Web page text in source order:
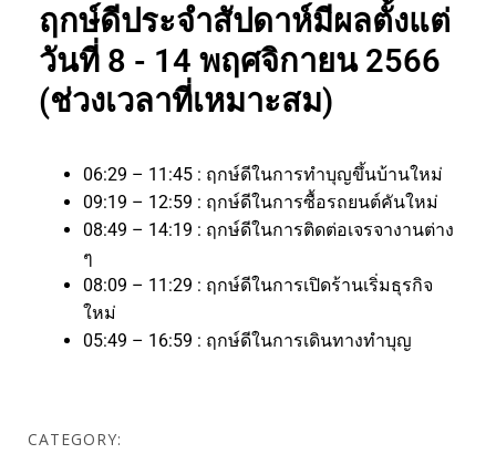
ฤกษ์ดีประจำสัปดาห์มีผลตั้งแต่
วันที่ 8 - 14 พฤศจิกายน 2566
(ช่วงเวลาที่เหมาะสม)
06:29 – 11:45 : ฤกษ์ดีในการทำบุญขึ้นบ้านใหม่
09:19 – 12:59 : ฤกษ์ดีในการซื้อรถยนต์คันใหม่
08:49 – 14:19 : ฤกษ์ดีในการติดต่อเจรจางานต่าง
ๆ
08:09 – 11:29 : ฤกษ์ดีในการเปิดร้านเริ่มธุรกิจ
ใหม่
05:49 – 16:59 : ฤกษ์ดีในการเดินทางทำบุญ
CATEGORY: